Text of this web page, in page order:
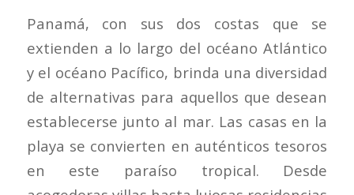
Panamá, con sus dos costas que se
extienden a lo largo del océano Atlántico
y el océano Pacífico, brinda una diversidad
de alternativas para aquellos que desean
establecerse junto al mar. Las casas en la
playa se convierten en auténticos tesoros
en este paraíso tropical. Desde